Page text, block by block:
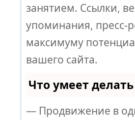
занятием. Ссылки,
упоминания, пресс-
максимуму
вашего сайта.
Что умеет
— Продвижение в